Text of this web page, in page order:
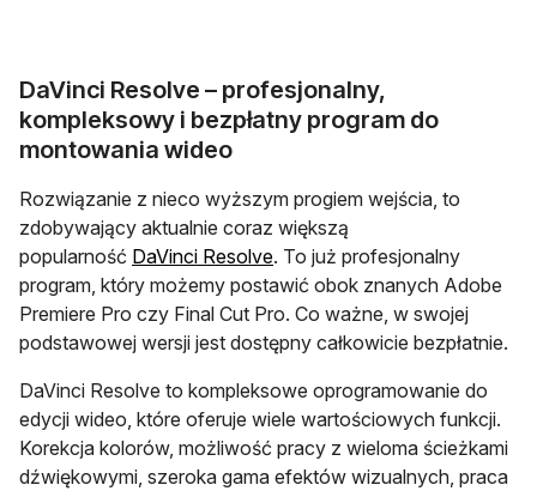
DaVinci Resolve – profesjonalny,
kompleksowy i bezpłatny program do
montowania wideo
Rozwiązanie z nieco wyższym progiem wejścia, to
zdobywający aktualnie coraz większą
popularność DaVinci Resolveotwiera się w nowej karcie
. To już profesjonalny
program, który możemy postawić obok znanych Adobe
Premiere Pro czy Final Cut Pro. Co ważne, w swojej
podstawowej wersji jest dostępny całkowicie bezpłatnie.
DaVinci Resolve to kompleksowe oprogramowanie do
edycji wideo, które oferuje wiele wartościowych funkcji.
Korekcja kolorów, możliwość pracy z wieloma ścieżkami
dźwiękowymi, szeroka gama efektów wizualnych, praca